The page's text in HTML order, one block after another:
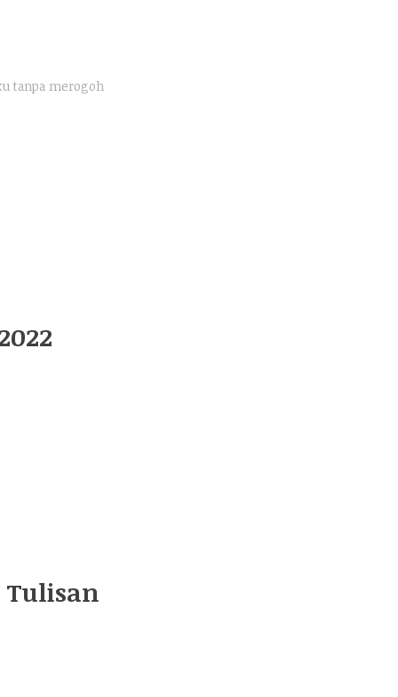
tanpa merogoh
Tulisan